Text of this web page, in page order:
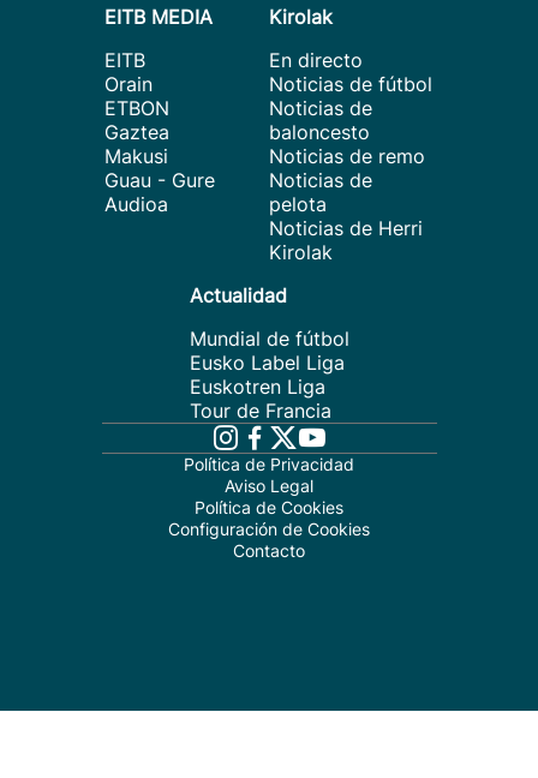
EITB MEDIA
EITB
Orain
ETBON
Gaztea
Makusi
Guau - Gure
Audioa
Kirolak
En directo
Noticias de fútbol
Noticias de
baloncesto
Noticias de remo
Noticias de
pelota
Noticias de Herri
Kirolak
Actualidad
Mundial de fútbol
Eusko Label Liga
Euskotren Liga
Tour de Francia
Política de Privacidad
Aviso Legal
Política de Cookies
Configuración de Cookies
Contacto